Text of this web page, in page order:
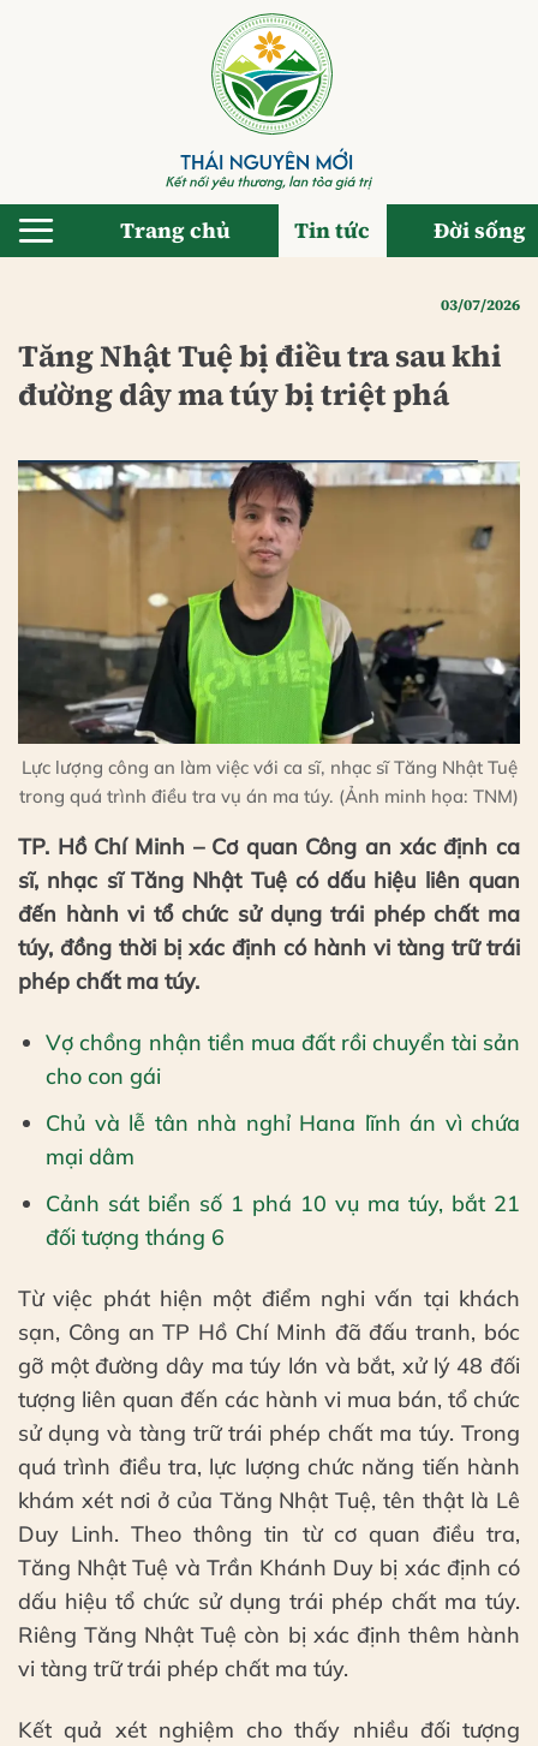
Trang chủ Tin tức Đời sống
03/07/2026
Tăng Nhật Tuệ bị điều tra sau khi
đường dây ma túy bị triệt phá
Lực lượng công an làm việc với ca sĩ, nhạc sĩ Tăng Nhật Tuệ
trong quá trình điều tra vụ án ma túy. (Ảnh minh họa: TNM)
TP. Hồ Chí Minh – Cơ quan Công an xác định ca
sĩ, nhạc sĩ Tăng Nhật Tuệ có dấu hiệu liên quan
đến hành vi tổ chức sử dụng trái phép chất ma
túy, đồng thời bị xác định có hành vi tàng trữ trái
phép chất ma túy.
Vợ chồng nhận tiền mua đất rồi chuyển tài sản
cho con gái
Chủ và lễ tân nhà nghỉ Hana lĩnh án vì chứa
mại dâm
Cảnh sát biển số 1 phá 10 vụ ma túy, bắt 21
đối tượng tháng 6
Từ việc phát hiện một điểm nghi vấn tại khách
sạn, Công an TP Hồ Chí Minh đã đấu tranh, bóc
gỡ một đường dây ma túy lớn và bắt, xử lý 48 đối
tượng liên quan đến các hành vi mua bán, tổ chức
sử dụng và tàng trữ trái phép chất ma túy. Trong
quá trình điều tra, lực lượng chức năng tiến hành
khám xét nơi ở của Tăng Nhật Tuệ, tên thật là Lê
Duy Linh. Theo thông tin từ cơ quan điều tra,
Tăng Nhật Tuệ và Trần Khánh Duy bị xác định có
dấu hiệu tổ chức sử dụng trái phép chất ma túy.
Riêng Tăng Nhật Tuệ còn bị xác định thêm hành
vi tàng trữ trái phép chất ma túy.
Kết quả xét nghiệm cho thấy nhiều đối tượng